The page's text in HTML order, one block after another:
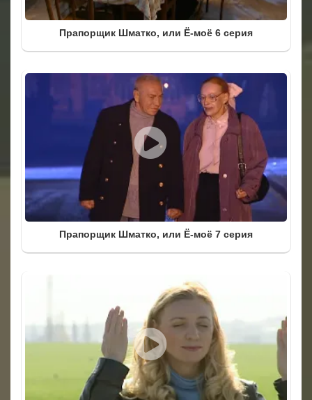
Прапорщик Шматко, или Ё-моё 6 серия
Прапорщик Шматко, или Ё-моё 7 серия